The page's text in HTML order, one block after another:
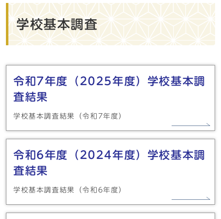
学校基本調査
メインメニュー
令和7年度（2025年度）学校基本調
査結果
学校基本調査結果（令和7年度）
令和6年度（2024年度）学校基本調
査結果
学校基本調査結果（令和6年度）